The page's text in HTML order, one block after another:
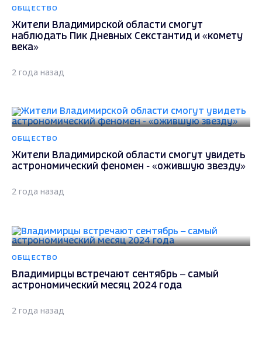
ОБЩЕСТВО
Жители Владимирской области смогут
наблюдать Пик Дневных Секстантид и «комету
века»
2 года назад
ОБЩЕСТВО
Жители Владимирской области смогут увидеть
астрономический феномен - «ожившую звезду»
2 года назад
ОБЩЕСТВО
Владимирцы встречают сентябрь – самый
астрономический месяц 2024 года
2 года назад